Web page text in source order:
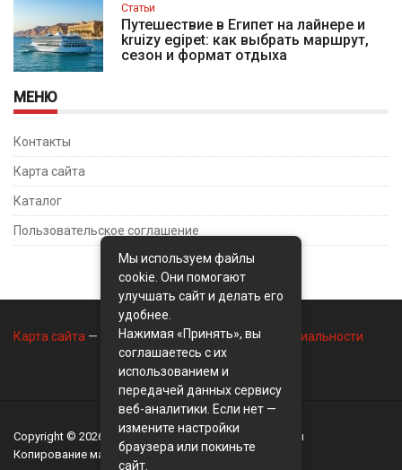
Статьи
Путешествие в Египет на лайнере и
kruizy egipet: как выбрать маршрут,
сезон и формат отдыха
МЕНЮ
Контакты
Карта сайта
Каталог
Пользовательское соглашение
Карта сайта — Контакты— Политика конфиденциальности
Copyright © 2026 BusinessMix- Экономика и финансы
Копирование материалов разрешается, только с
Мы используем файлы
cookie. Они помогают
улучшать сайт и делать его
удобнее.
Нажимая «Принять», вы
соглашаетесь с их
использованием и
передачей данных сервису
веб-аналитики. Если нет —
измените настройки
браузера или покиньте
сайт.